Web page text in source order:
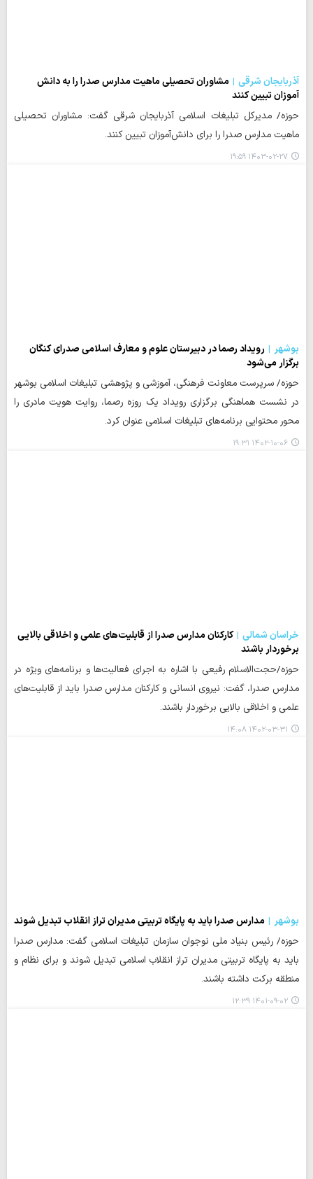
آذربایجان شرقی
مشاوران تحصیلی ماهیت مدارس صدرا را به دانش
آموزان تبیین کنند
حوزه/ مدیرکل تبلیغات اسلامی آذربایجان شرقی گفت: مشاوران تحصیلی
ماهیت مدارس صدرا را برای دانش‌آموزان تبیین کنند.
۱۴۰۳-۰۲-۲۷ ۱۹:۵۹
بوشهر
رویداد رصما در دبیرستان علوم و معارف اسلامی صدرای کنگان
برگزار می‌شود
حوزه/ سرپرست معاونت فرهنگی، آموزشی و پژوهشی تبلیغات اسلامی بوشهر
در نشست هماهنگی برگزاری رویداد یک روزه رصما، روایت هویت مادری را
محور محتوایی برنامه‌های تبلیغات اسلامی عنوان کرد.
۱۴۰۲-۱۰-۰۶ ۱۹:۳۱
خراسان شمالی
کارکنان مدارس صدرا از قابلیت‌های علمی و اخلاقی بالایی
برخوردار باشند
حوزه/حجت‌الاسلام رفیعی با اشاره به اجرای فعالیت‌ها و برنامه‌های ویژه در
مدارس صدرا، گفت: نیروی انسانی و کارکنان مدارس صدرا باید از قابلیت‌های
علمی و اخلاقی بالایی برخوردار باشند.
۱۴۰۲-۰۳-۳۱ ۱۴:۰۸
بوشهر
مدارس صدرا باید به پایگاه تربیتی مدیران تراز انقلاب تبدیل شوند
حوزه/ رئیس بنیاد ملی نوجوان سازمان تبلیغات اسلامی گفت: مدارس صدرا
باید به پایگاه تربیتی مدیران تراز انقلاب اسلامی تبدیل شوند و برای نظام و
منطقه برکت داشته باشند.
۱۴۰۱-۰۹-۰۲ ۱۲:۳۹